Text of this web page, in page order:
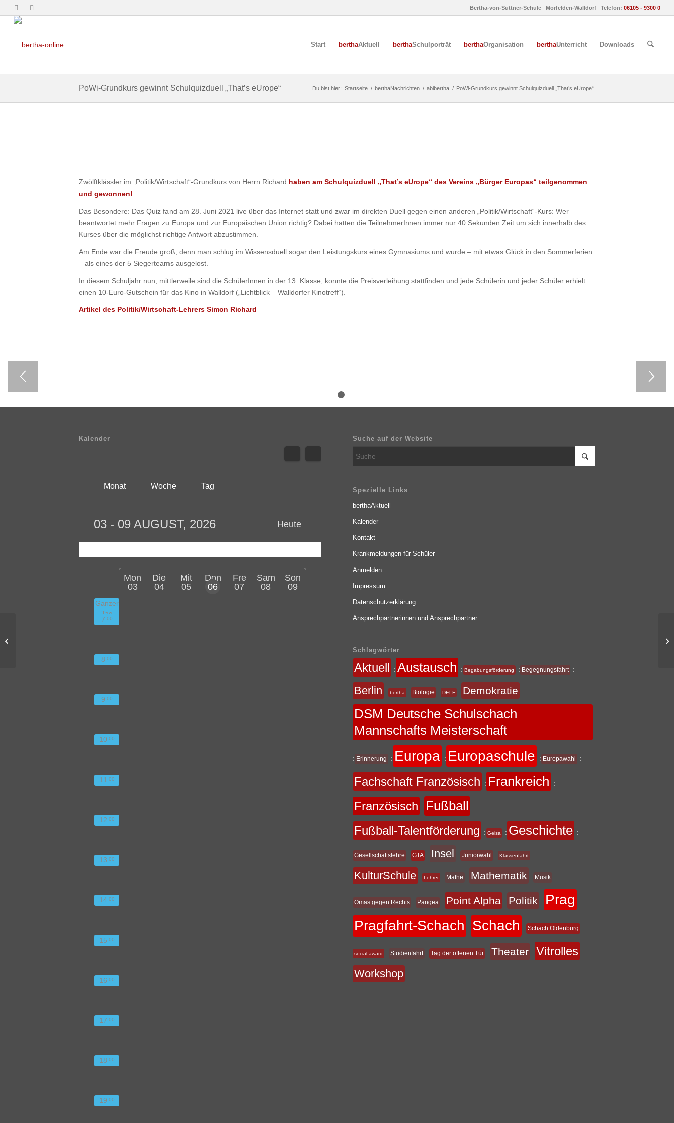
Bertha-von-Suttner-Schule Mörfelden-Walldorf Telefon:06105 - 9300 0
Start berthaAktuell berthaSchulporträt berthaOrganisation berthaUnterricht Downloads
PoWi-Grundkurs gewinnt Schulquizduell „That’s eUrope“ Du bist hier: Startseite / berthaNachrichten / abibertha / PoWi-Grundkurs gewinnt Schulquizduell „That’s eUrope“
Zwölftklässler im „Politik/Wirtschaft“-Grundkurs von Herrn Richard haben am Schulquizduell „That’s eUrope“ des Vereins „Bürger Europas“ teilgenommen
und gewonnen!
Das Besondere: Das Quiz fand am 28. Juni 2021 live über das Internet statt und zwar im direkten Duell gegen einen anderen „Politik/Wirtschaft“-Kurs: Wer
beantwortet mehr Fragen zu Europa und zur Europäischen Union richtig? Dabei hatten die TeilnehmerInnen immer nur 40 Sekunden Zeit um sich innerhalb des
Kurses über die möglichst richtige Antwort abzustimmen.
Am Ende war die Freude groß, denn man schlug im Wissensduell sogar den Leistungskurs eines Gymnasiums und wurde – mit etwas Glück in den Sommerferien
– als eines der 5 Siegerteams ausgelost.
In diesem Schuljahr nun, mittlerweile sind die SchülerInnen in der 13. Klasse, konnte die Preisverleihung stattfinden und jede Schülerin und jeder Schüler erhielt
einen 10-Euro-Gutschein für das Kino in Walldorf („Lichtblick – Walldorfer Kinotreff“).
Artikel des Politik/Wirtschaft-Lehrers Simon Richard
Kalender
Monat Woche Tag
Heute
03 - 09 AUGUST, 2026
Mon
03
Die
04
Mit
05
Don
06
Fre
07
Sam
08
Son
09
Ganzer
Tag
7 00
8 00
9 00
10 00
11 00
12 00
13 00
14 00
15 00
16 00
17 00
18 00
19 00
Suche auf der Website
Spezielle Links
berthaAktuell
Kalender
Kontakt
Krankmeldungen für Schüler
Anmelden
Impressum
Datenschutzerklärung
Ansprechpartnerinnen und Ansprechpartner
Schlagwörter
Aktuell : Austausch : Begabungsförderung : Begegnungsfahrt :
Berlin : bertha : Biologie : DELF : Demokratie :
DSM Deutsche Schulschach
Mannschafts Meisterschaft
: Erinnerung : Europa : Europaschule : Europawahl :
Fachschaft Französisch : Frankreich :
Französisch : Fußball :
Fußball-Talentförderung : Geisa : Geschichte :
Gesellschaftslehre : GTA : Insel : Juniorwahl : Klassenfahrt :
KulturSchule : Lehrer : Mathe : Mathematik : Musik :
Omas gegen Rechts : Pangea : Point Alpha : Politik : Prag :
Pragfahrt-Schach : Schach : Schach Oldenburg :
social award : Studienfahrt : Tag der offenen Tür : Theater : Vitrolles :
Workshop